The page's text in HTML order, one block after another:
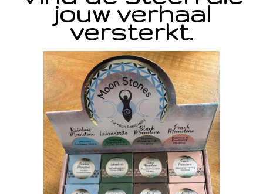
jouw verhaal
versterkt.